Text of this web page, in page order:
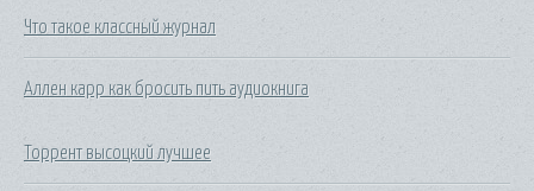
Что такое классный журнал
Аллен карр как бросить пить аудиокнига
Торрент высоцкий лучшее